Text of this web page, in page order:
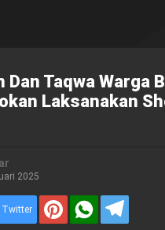
Dan Taqwa Warga
Laksanakan
2025
Twitter